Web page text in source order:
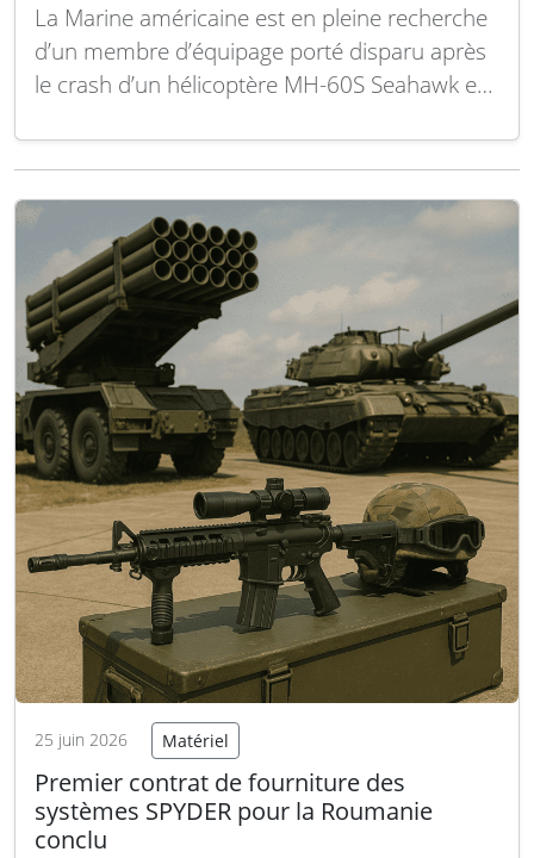
La Marine américaine est en pleine recherche
d’un membre d’équipage porté disparu après
le crash d’un hélicoptère MH-60S Seahawk en
naval. L’appareil, basé sur le porte-avions USS
d’urgence sur l’eau vers 3h30, heure de l’Est,
mercredi matin,…Lire la suite
25 juin 2026 Matériel
Premier contrat de fourniture des
systèmes SPYDER pour la Roumanie
conclu